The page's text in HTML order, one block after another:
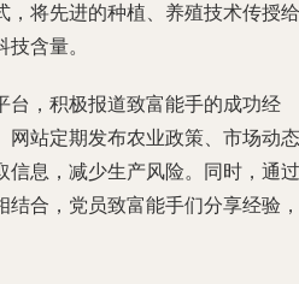
，将先进的种植、养殖技术传授给
含量。
台，积极报道致富能手的成功经
网站定期发布农业政策、市场动态
信息，减少生产风险。同时，通过
结合，党员致富能手们分享经验，